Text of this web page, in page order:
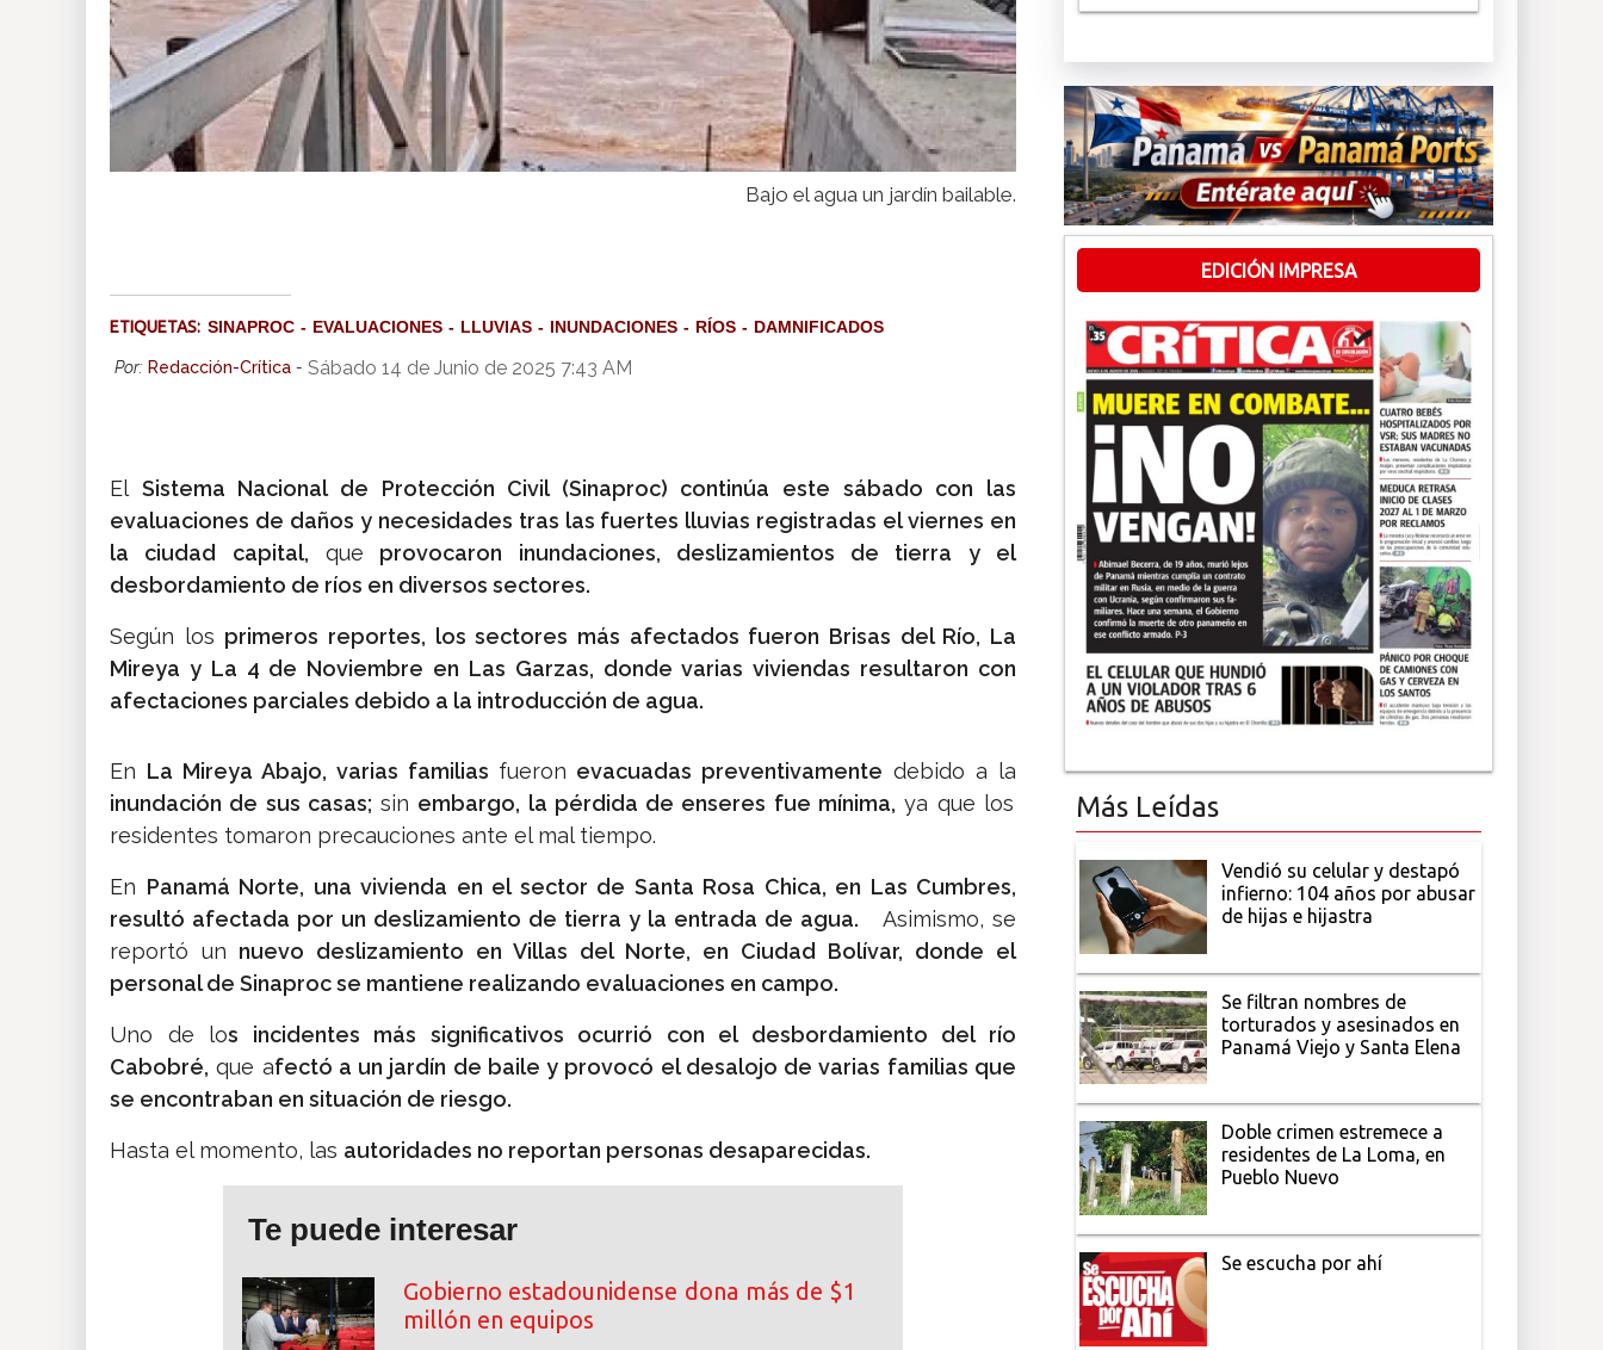
Bajo el agua un jardín bailable.
ETIQUETAS: SINAPROC EVALUACIONES LLUVIAS INUNDACIONES RÍOS DAMNIFICADOS
Por: Redacción-Crítica - Sábado 14 de Junio de 2025 7:43 AM
El Sistema Nacional de Protección Civil (Sinaproc) continúa este sábado con las
evaluaciones de daños y necesidades tras las fuertes lluvias registradas el viernes en
la ciudad capital, que provocaron inundaciones, deslizamientos de tierra y el
desbordamiento de ríos en diversos sectores.
Según los primeros reportes, los sectores más afectados fueron Brisas del Río, La
Mireya y La 4 de Noviembre en Las Garzas, donde varias viviendas resultaron con
afectaciones parciales debido a la introducción de agua.
En La Mireya Abajo, varias familias fueron evacuadas preventivamente debido a la
inundación de sus casas; sin embargo, la pérdida de enseres fue mínima, ya que los
residentes tomaron precauciones ante el mal tiempo.
En Panamá Norte, una vivienda en el sector de Santa Rosa Chica, en Las Cumbres,
resultó afectada por un deslizamiento de tierra y la entrada de agua. Asimismo, se
reportó un nuevo deslizamiento en Villas del Norte, en Ciudad Bolívar, donde el
personal de Sinaproc se mantiene realizando evaluaciones en campo.
Uno de los incidentes más significativos ocurrió con el desbordamiento del río
Cabobré, que afectó a un jardín de baile y provocó el desalojo de varias familias que
se encontraban en situación de riesgo.
Hasta el momento, las autoridades no reportan personas desaparecidas.
Te puede interesar
Gobierno estadounidense dona más de $1
millón en equipos
EDICIÓN IMPRESA
Más Leídas
Vendió su celular y destapó
infierno: 104 años por abusar
de hijas e hijastra
Se filtran nombres de
torturados y asesinados en
Panamá Viejo y Santa Elena
Doble crimen estremece a
residentes de La Loma, en
Pueblo Nuevo
Se escucha por ahí